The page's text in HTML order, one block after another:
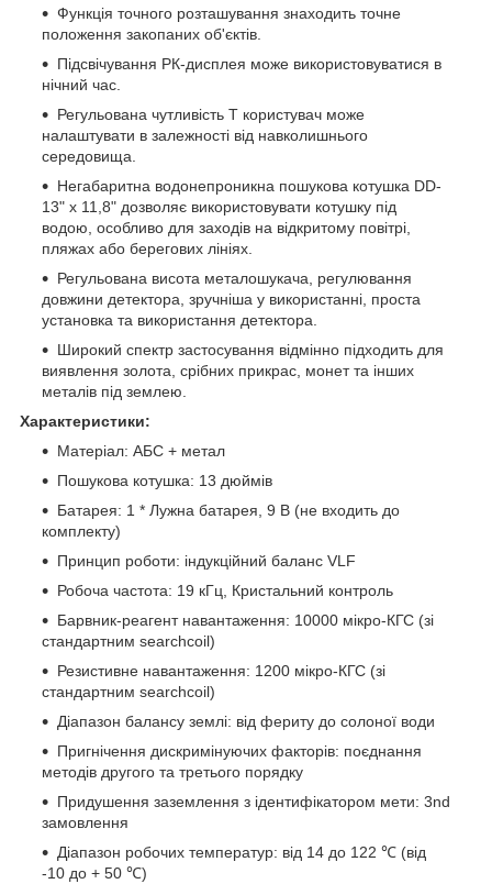
Функція точного розташування знаходить точне
положення закопаних об'єктів.
Підсвічування РК-дисплея може використовуватися в
нічний час.
Регульована чутливість T користувач може
налаштувати в залежності від навколишнього
середовища.
Негабаритна водонепроникна пошукова котушка DD-
13" x 11,8" дозволяє використовувати котушку під
водою, особливо для заходів на відкритому повітрі,
пляжах або берегових лініях.
Регульована висота металошукача, регулювання
довжини детектора, зручніша у використанні, проста
установка та використання детектора.
Широкий спектр застосування відмінно підходить для
виявлення золота, срібних прикрас, монет та інших
металів під землею.
Характеристики:
Матеріал: АБС + метал
Пошукова котушка: 13 дюймів
Батарея: 1 * Лужна батарея, 9 В (не входить до
комплекту)
Принцип роботи: індукційний баланс VLF
Робоча частота: 19 кГц, Кристальний контроль
Барвник-реагент навантаження: 10000 мікро-КГС (зі
стандартним searchcoil)
Резистивне навантаження: 1200 мікро-КГС (зі
стандартним searchcoil)
Діапазон балансу землі: від фериту до солоної води
Пригнічення дискримінуючих факторів: поєднання
методів другого та третього порядку
Придушення заземлення з ідентифікатором мети: 3nd
замовлення
Діапазон робочих температур: від 14 до 122 ℃ (від
-10 до + 50 ℃)